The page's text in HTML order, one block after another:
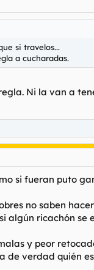
si travelos...
a cucharadas.
Ni la van a
si fueran puto
no saben
algún ricachón se
y peor
de verdad quién